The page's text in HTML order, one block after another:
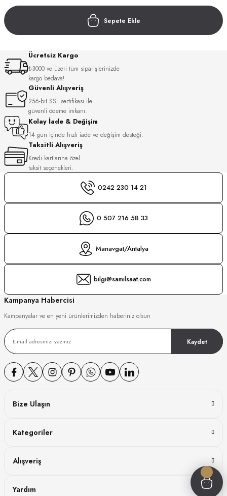
Sepete Ekle
Ücretsiz Kargo
₺3000 ve üzeri tüm siparişlerinizde
kargo bedava!
Güvenli Alışveriş
256-bit SSL sertifikası ile
güvenli ödeme imkanı.
Kolay İade & Değişim
14 gün içinde hızlı iade ve değişim desteği.
Taksitli Alışveriş
Kredi kartlarına özel
taksit seçenekleri.
0242 230 14 21
0 507 216 58 33
Manavgat/Antalya
bilgi@samilsaat.com
Kampanya Habercisi
Kampanyalar ve en yeni ürünlerimizden haberiniz olsun
Kaydet
Bize Ulaşın
Kategoriler
Alışveriş
Yardım
WATCH
WATCH